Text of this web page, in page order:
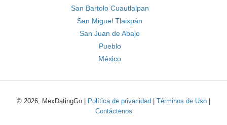
San Bartolo Cuautlalpan
San Miguel Tlaixpán
San Juan de Abajo
Pueblo
México
© 2026, MexDatingGo | Política de privacidad Términos de Uso
Contáctenos